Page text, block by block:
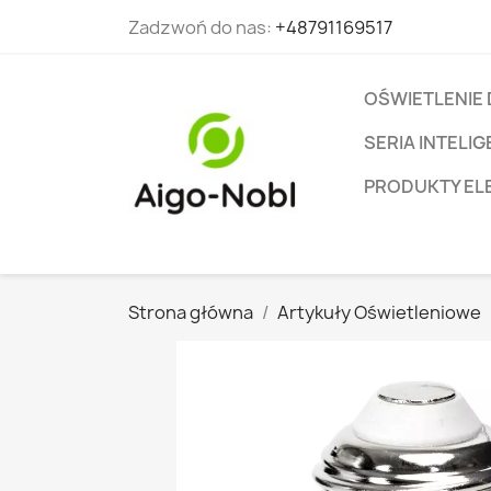
Zadzwoń do nas: +48791169517
OŚWIETLENIE
SERIA
PRODUKTY
Strona główna Artykuły Oświetleniowe